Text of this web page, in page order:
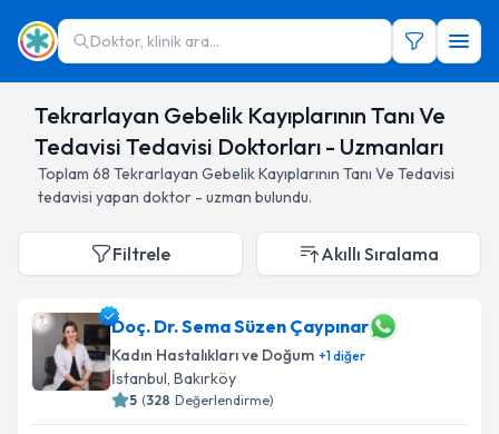
Doktor, klinik ara...
Tekrarlayan Gebelik Kayıplarının Tanı Ve
Tedavisi Tedavisi Doktorları - Uzmanları
Toplam 68 Tekrarlayan Gebelik Kayıplarının Tanı Ve Tedavisi
tedavisi yapan doktor - uzman bulundu.
Filtrele Akıllı Sıralama
Doç. Dr. Sema Süzen Çaypınar
Kadın Hastalıkları ve Doğum +1diğer
İstanbul, Bakırköy
5 (328 Değerlendirme)